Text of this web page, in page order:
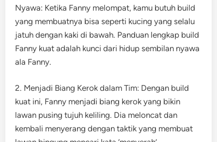
Nyawa: Ketika Fanny melompat, kamu butuh build
yang membuatnya bisa seperti kucing yang selalu
jatuh dengan kaki di bawah. Panduan lengkap build
Fanny kuat adalah kunci dari hidup sembilan nyawa
ala Fanny.
2. Menjadi Biang Kerok dalam Tim: Dengan build
kuat ini, Fanny menjadi biang kerok yang bikin
lawan pusing tujuh keliling. Dia meloncat dan
kembali menyerang dengan taktik yang membuat